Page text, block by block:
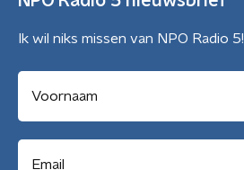
Ik wil niks missen van NPO Radio 5!